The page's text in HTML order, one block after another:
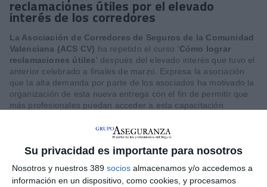
Su privacidad es importante para nosotros
Nosotros y nuestros 389 socios almacenamos y/o accedemos a
información en un dispositivo, como cookies, y procesamos
reclamaciones útiles por el elevado
interés de los corredores
La Asociación de Corredores de Seguros de la Comunidad
Valenciana (ACS CV) ha repetido el curso 'Cómo lograr
reclamaciones útiles' después del elevado interés que tuvo el
anterior celebrado a finales de marzo. Expresa la asociación
que la alta demanda por parte de los asociados ha motivado la
organización de esta nueva entrega con el fin de permitir que
más profesionales puedan acceder a esta capacitación
El curso, dirigido a corredores y personal de corredurías, ha
ofrecido una visión práctica y actualizada sobre la redacción de
reclamaciones eficaces dirigidas al
Servicio de Atención al
Cliente (SAC), el Defensor del Cliente y el Servicio de
Reclamaciones de la Dirección General de Seguros y